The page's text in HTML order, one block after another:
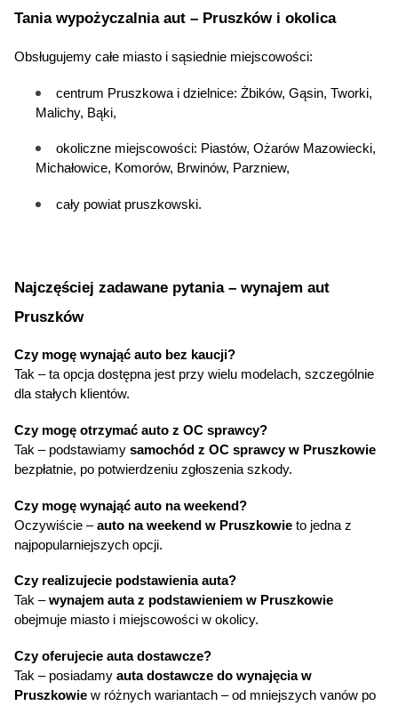
Tania wypożyczalnia aut – Pruszków i okolica
Obsługujemy całe miasto i sąsiednie miejscowości:
centrum Pruszkowa i dzielnice: Żbików, Gąsin, Tworki,
Malichy, Bąki,
okoliczne miejscowości: Piastów, Ożarów Mazowiecki,
Michałowice, Komorów, Brwinów, Parzniew,
cały powiat pruszkowski.
Najczęściej zadawane pytania – wynajem aut
Pruszków
Czy mogę wynająć auto bez kaucji?
Tak – ta opcja dostępna jest przy wielu modelach, szczególnie
dla stałych klientów.
Czy mogę otrzymać auto z OC sprawcy?
Tak – podstawiamy samochód z OC sprawcy w Pruszkowie
bezpłatnie, po potwierdzeniu zgłoszenia szkody.
Czy mogę wynająć auto na weekend?
Oczywiście – auto na weekend w Pruszkowie to jedna z
najpopularniejszych opcji.
Czy realizujecie podstawienia auta?
Tak – wynajem auta z podstawieniem w Pruszkowie
obejmuje miasto i miejscowości w okolicy.
Czy oferujecie auta dostawcze?
Tak – posiadamy auta dostawcze do wynajęcia w
Pruszkowie w różnych wariantach – od mniejszych vanów po